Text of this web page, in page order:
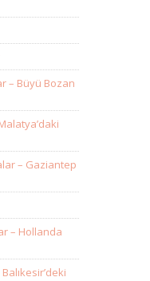
– Büyü Bozan
– Gaziantep
– Hollanda